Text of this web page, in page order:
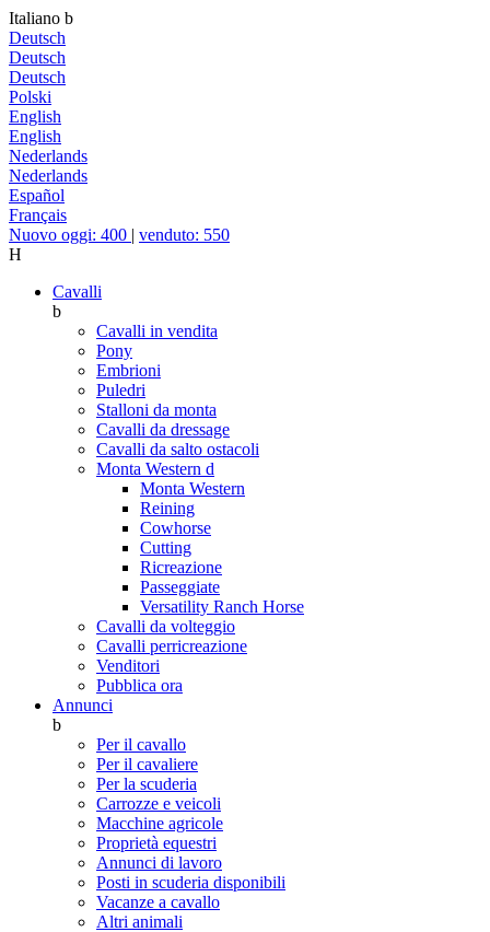
Italiano b
Deutsch
Deutsch
Deutsch
Polski
English
English
Nederlands
Nederlands
Español
Français
Nuovo oggi: 400 | venduto: 550
H
Cavalli
b
Cavalli in vendita
Pony
Embrioni
Puledri
Stalloni da monta
Cavalli da dressage
Cavalli da salto ostacoli
Monta Western d
Monta Western
Reining
Cowhorse
Cutting
Ricreazione
Passeggiate
Versatility Ranch Horse
Cavalli da volteggio
Cavalli perricreazione
Venditori
Pubblica ora
Annunci
b
Per il cavallo
Per il cavaliere
Per la scuderia
Carrozze e veicoli
Macchine agricole
Proprietà equestri
Annunci di lavoro
Posti in scuderia disponibili
Vacanze a cavallo
Altri animali